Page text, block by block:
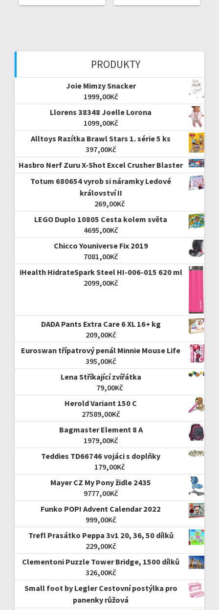
PRODUKTY
Joie Mimzy Snacker
1999,00Kč
Llorens 38348 Joelle Lorona
1099,00Kč
Alltoys Razítka Brawl Stars 1. série 5 ks
397,00Kč
Hasbro Nerf Zuru X-Shot Excel Crusher Blaster
Totum 680654 vyrob si náramky Ledové
království II
269,00Kč
LEGO Duplo 10805 Cesta kolem světa
4695,00Kč
Chicco Youniverse Fix 2019
7081,00Kč
iHealth HidrateSpark Steel HI-006-015 620 ml
2099,00Kč
DADA Pants Extra Care 6 XL 16+ kg
209,00Kč
Euroswan třípatrový penál Minnie Mouse Life
395,00Kč
Lena Stříkající zvířátka
79,00Kč
Herold Variant 150 C
27589,00Kč
Bagmaster Element 8 A
1979,00Kč
Teddies TD66746 vojáci s doplňky
179,00Kč
Mayer CZ My Pony židle 2435
9777,00Kč
Funko POP! Advent Calendar 2022
999,00Kč
Trefl Prasátko Peppa 3v1 20, 36, 50 dílků
229,00Kč
Clementoni Puzzle Tower Bridge, 1500 dílků
326,00Kč
Small foot by Legler Cestovní postýlka pro
panenky růžová